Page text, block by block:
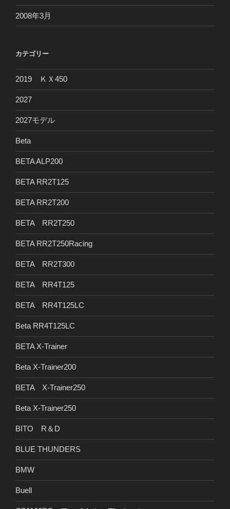
2008年3月
カテゴリー
2019 ＫＸ450
2027
2027モデル
Beta
BETA ALP200
BETA RR2T125
BETA RR2T200
BETA RR2T250
BETA RR2T250Racing
BETA RR2T300
BETA RR4T125
BETA RR4T125LC
Beta RR4T125LC
BETA X-Trainer
Beta X-Trainer200
BETA X-Trainer250
Beta X-Trainer250
BITO R＆D
BLUE THUNDERS
BMW
Buell